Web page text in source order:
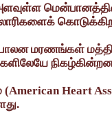
மரணங்கள்
(American Heart